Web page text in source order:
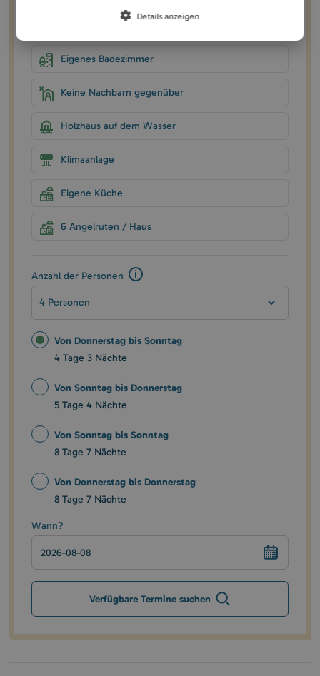
Eigenes Badezimmer
Keine Nachbarn gegenüber
Holzhaus auf dem Wasser
Klimaanlage
Eigene Küche
6 Angelruten / Haus
Anzahl der Personen
4 Personen
Von Donnerstag bis Sonntag
4 Tage 3 Nächte
Von Sonntag bis Donnerstag
5 Tage 4 Nächte
Von Sonntag bis Sonntag
8 Tage 7 Nächte
Von Donnerstag bis Donnerstag
8 Tage 7 Nächte
Wann?
Verfügbare Termine suchen
Details anzeigen